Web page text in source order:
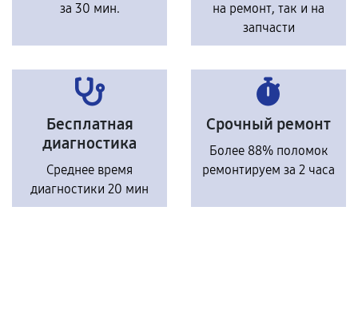
за 30 мин.
на ремонт, так и на
запчасти
Бесплатная
диагностика
Среднее время
диагностики 20 мин
Срочный ремонт
Более 88% поломок
ремонтируем за 2 часа